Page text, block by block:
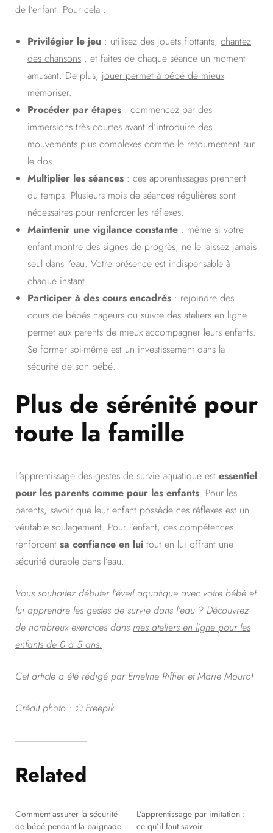
de l’enfant. Pour cela :
Privilégier le jeu : utilisez des jouets flottants, chantez
des chansons , et faites de chaque séance un moment
amusant. De plus, jouer permet à bébé de mieux
mémoriser.
Procéder par étapes : commencez par des
immersions très courtes avant d’introduire des
mouvements plus complexes comme le retournement sur
le dos.
Multiplier les séances : ces apprentissages prennent
du temps. Plusieurs mois de séances régulières sont
nécessaires pour renforcer les réflexes.
Maintenir une vigilance constante : même si votre
enfant montre des signes de progrès, ne le laissez jamais
seul dans l’eau. Votre présence est indispensable à
chaque instant.
Participer à des cours encadrés : rejoindre des
cours de bébés nageurs ou suivre des ateliers en ligne
permet aux parents de mieux accompagner leurs enfants.
Se former soi-même est un investissement dans la
sécurité de son bébé.
Plus de sérénité pour
toute la famille
L’apprentissage des gestes de survie aquatique est essentiel
pour les parents comme pour les enfants. Pour les
parents, savoir que leur enfant possède ces réflexes est un
véritable soulagement. Pour l’enfant, ces compétences
renforcent sa confiance en lui tout en lui offrant une
sécurité durable dans l’eau.
Vous souhaitez débuter l’éveil aquatique avec votre bébé et
lui apprendre les gestes de survie dans l’eau ? Découvrez
de nombreux exercices dans mes ateliers en ligne pour les
enfants de 0 à 5 ans.
Cet article a été rédigé par Emeline Riffier et Marie Mourot
Crédit photo : © Freepik
Related
Comment assurer la sécurité
de bébé pendant la baignade
L’apprentissage par imitation :
ce qu’il faut savoir